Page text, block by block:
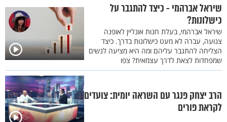
שיראל אברהמי - כיצד להתגבר על
כישלונות?
שיראל אברהמי, בעלת חנות אונליין לאופנה
צנועה, עברה לא מעט כישלונות בדרך. כיצד
הצליחה להתגבר עליהם ומה היא מציעה לנשים
שמפחדות לצאת לדרך עצמאית? צפו
הרב יצחק פנגר עם השראה יומית: צועדים
לקראת פורים